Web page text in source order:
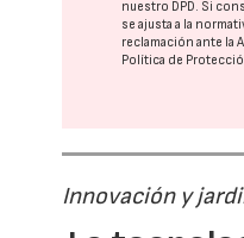
nuestro DPD. Si
se ajusta a la
reclamación ante la
Política de
Innovación y